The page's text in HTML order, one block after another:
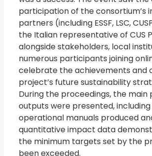
participation of the consortium’s
partners (including ESSF, LSC,
the Italian representative of CUS
alongside stakeholders, local
numerous participants joining
celebrate the achievements and
project’s future sustainability
During the proceedings, the main
outputs were presented,
operational manuals produced
quantitative impact data
the minimum targets set by the
been exceeded.